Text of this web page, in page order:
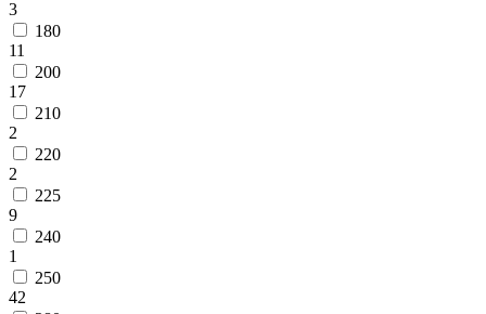
3
180
11
200
17
210
2
220
2
225
9
240
1
250
42